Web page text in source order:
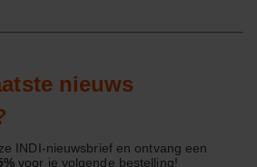
nieuws
INDI-nieuwsbrief en ontvang een
voor je volgende bestelling!